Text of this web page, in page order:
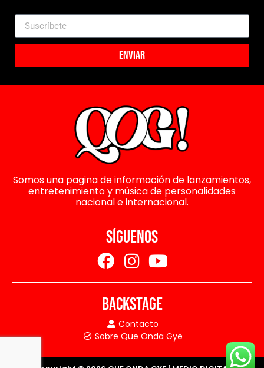
Enviar
Somos una pagina de información de lanzamientos,
entretenimiento y música de personalidades
nacional e internacional.
SÍGUENOS
BACKSTAGE
Contacto
Sobre Que Onda Gye